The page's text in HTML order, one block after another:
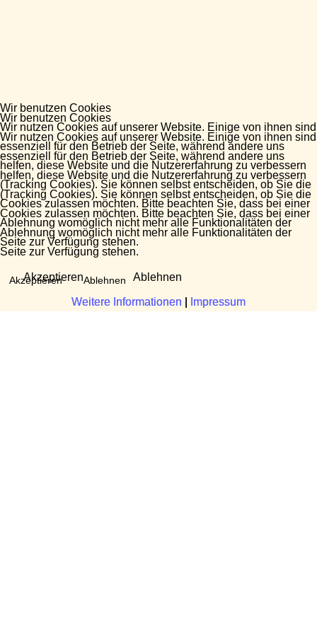
Wir benutzen Cookies
Wir nutzen Cookies auf unserer Website. Einige von ihnen sind
essenziell für den Betrieb der Seite, während andere uns
helfen, diese Website und die Nutzererfahrung zu verbessern
(Tracking Cookies). Sie können selbst entscheiden, ob Sie die
Cookies zulassen möchten. Bitte beachten Sie, dass bei einer
Ablehnung womöglich nicht mehr alle Funktionalitäten der
Seite zur Verfügung stehen.
Akzeptieren Ablehnen
Weitere Informationen Impressum
Wir benutzen Cookies
Wir nutzen Cookies auf unserer Website. Einige von ihnen sind
essenziell für den Betrieb der Seite, während andere uns
helfen, diese Website und die Nutzererfahrung zu verbessern
(Tracking Cookies). Sie können selbst entscheiden, ob Sie die
Cookies zulassen möchten. Bitte beachten Sie, dass bei einer
Ablehnung womöglich nicht mehr alle Funktionalitäten der
Seite zur Verfügung stehen.
Akzeptieren Ablehnen
Weitere Informationen Impressum